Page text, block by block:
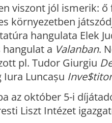
viszont jól ismerik:
környezetben
hangulata Elek
a Valanban.
pl. Tudor Giurgiu
Luncașu
az október 5-i
Liszt Intézet